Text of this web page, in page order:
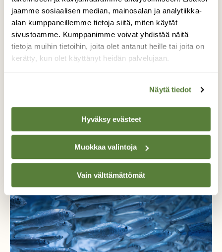
jaamme sosiaalisen median, mainosalan ja analytiikka-
alan kumppaneillemme tietoja siitä, miten käytät
sivustoamme. Kumppanimme voivat yhdistää näitä
tietoja muihin tietoihin, joita olet antanut heille tai joita on
kerätty, kun olet käyttänyt heidän palvelujaan.
Näytä tiedot
Hyväksy evästeet
Muokkaa valintoja
Vain välttämättömät
MERET JA JÄRVET
Tästä puhutaan: Voiko kalastus estää
silakkakantaa elpymästä?